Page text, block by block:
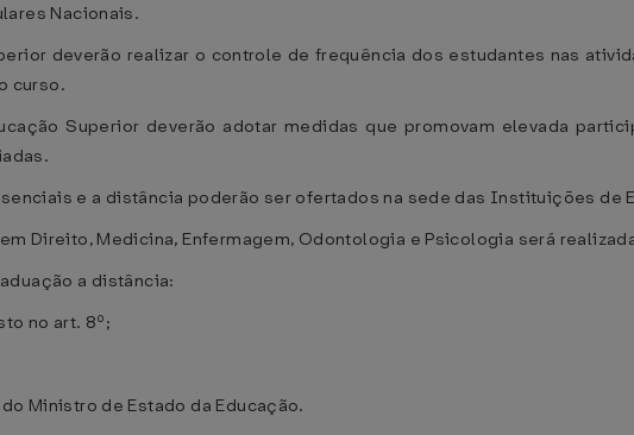
Nacionais.
deverão realizar o controle de frequência dos estudantes nas
curso.
Superior deverão adotar medidas que promovam elevada
e a distância poderão ser ofertados na sede das Instituições de
Direito, Medicina, Enfermagem, Odontologia e Psicologia será
a distância:
no art. 8º;
Ministro de Estado da Educação.